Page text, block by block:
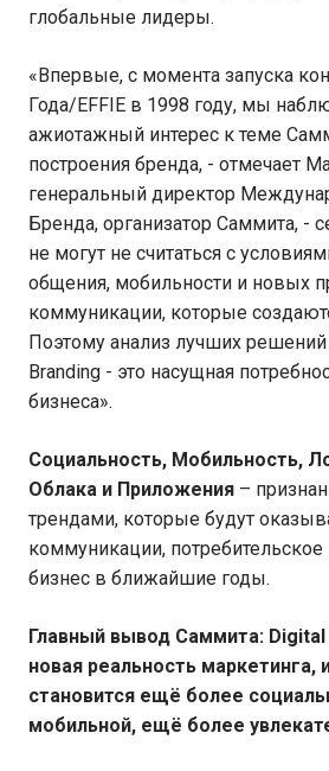
глобальные лидеры.
«Впервые, с момента запуска
Года/EFFIE в 1998 году, мы
ажиотажный интерес к теме
построения бренда, - отмечает
генеральный директор
Бренда, организатор Саммита, -
не могут не считаться с
общения, мобильности и новых
коммуникации, которые
Поэтому анализ лучших
Branding - это насущная
бизнеса».
Социальность, Мобильность,
Облака и Приложения –
трендами, которые будут
коммуникации,
бизнес в ближайшие годы.
Главный вывод Саммита: Digital
новая реальность маркетинга,
становится ещё более
мобильной, ещё более